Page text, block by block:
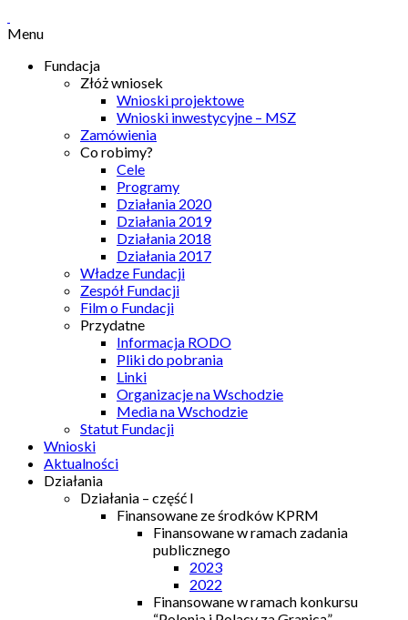
Menu
Fundacja
Złóż wniosek
Wnioski projektowe
Wnioski inwestycyjne – MSZ
Zamówienia
Co robimy?
Cele
Programy
Działania 2020
Działania 2019
Działania 2018
Działania 2017
Władze Fundacji
Zespół Fundacji
Film o Fundacji
Przydatne
Informacja RODO
Pliki do pobrania
Linki
Organizacje na Wschodzie
Media na Wschodzie
Statut Fundacji
Wnioski
Aktualności
Działania
Działania – część I
Finansowane ze środków KPRM
Finansowane w ramach zadania
publicznego
2023
2022
Finansowane w ramach konkursu